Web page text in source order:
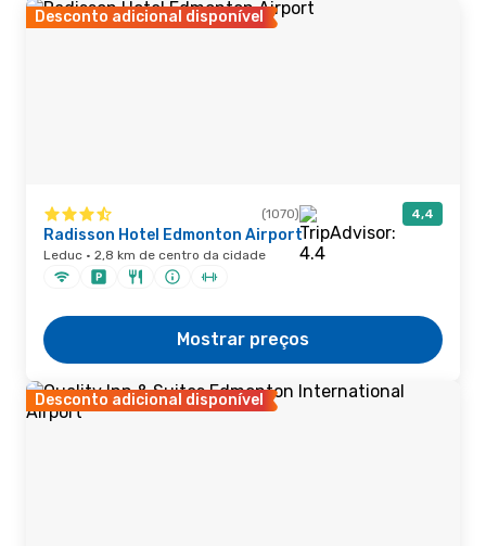
Desconto adicional disponível
(1070) 4,4
Radisson Hotel Edmonton Airport
Leduc · 2,8 km de centro da cidade
Mostrar preços
Desconto adicional disponível